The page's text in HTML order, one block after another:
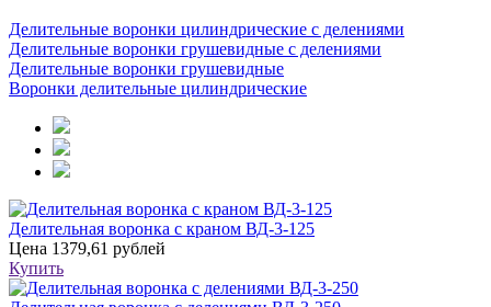
Делительные воронки цилиндрические с делениями
Делительные воронки грушевидные с делениями
Делительные воронки грушевидные
Воронки делительные цилиндрические
Делительная воронка с краном ВД-3-125
Цена 1379,61 рублей
Купить